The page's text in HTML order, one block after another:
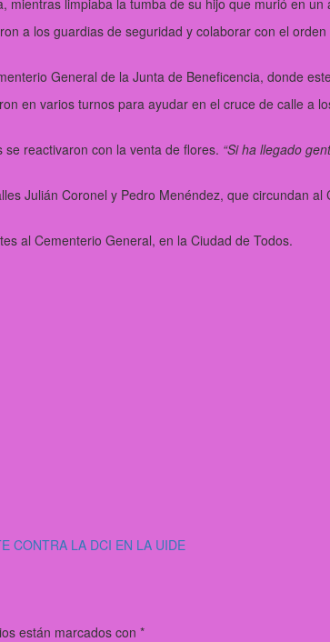
a los guardias de seguridad y colaborar con el
General de la Junta de Beneficencia, donde
en varios turnos para ayudar en el cruce de calle a
reactivaron con la venta de flores. “Si ha llegado
Julián Coronel y Pedro Menéndez, que circundan
al Cementerio General, en la Ciudad de Todos.
CONTRA LA DCI EN LA UIDE
están marcados con *